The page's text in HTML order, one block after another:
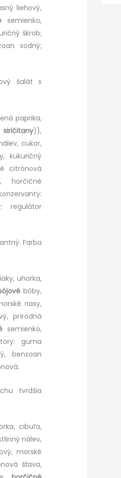
liehový,
semienko,
škrob;
sodný;
šalát s
paprika,
siričitany)),
cukor,
kukuričný
citrónová
horčičné
regulátor
Farba
uhorka,
bôby,
riasy,
prírodná
semienko,
guma
benzoan
tvrdšia
cibuľa,
nálev,
morské
šťava,